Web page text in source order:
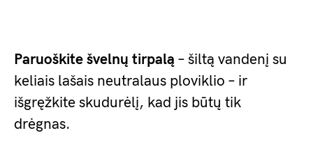
Paruoškite švelnų tirpalą – šiltą vandenį su
keliais lašais neutralaus ploviklio – ir
išgręžkite skudurėlį, kad jis būtų tik
drėgnas.